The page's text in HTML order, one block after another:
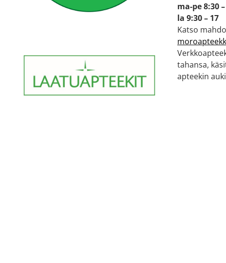
ma-pe 8:30
la 9:30 – 17
Katso
tahansa,
apteekin